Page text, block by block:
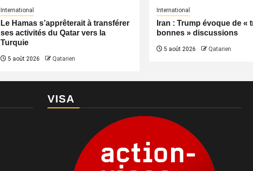
International
Le Hamas s’apprêterait à transférer
ses activités du Qatar vers la
Turquie
5 août 2026 Qatarien
International
Iran : Trump évoque de «
bonnes » discussions
5 août 2026 Qatarien
VISA